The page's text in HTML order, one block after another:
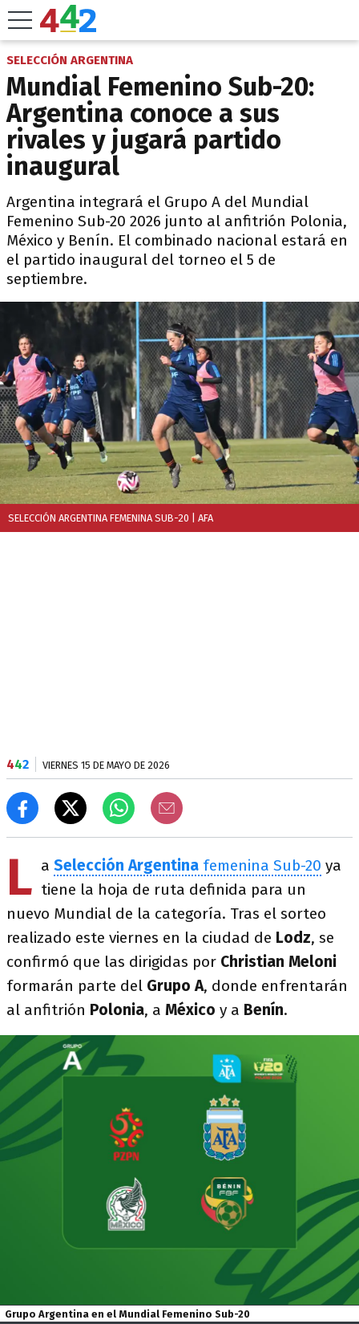
SELECCIÓN ARGENTINA
Mundial Femenino Sub-20:
Argentina conoce a sus
rivales y jugará partido
inaugural
Argentina integrará el Grupo A del Mundial
Femenino Sub-20 2026 junto al anfitrión Polonia,
México y Benín. El combinado nacional estará en
el partido inaugural del torneo el 5 de
septiembre.
SELECCIÓN ARGENTINA FEMENINA SUB-20 | AFA
442 VIERNES 15 DE MAYO DE 2026
L a Selección Argentina femenina Sub-20 ya
tiene la hoja de ruta definida para un
nuevo Mundial de la categoría. Tras el sorteo
realizado este viernes en la ciudad de Lodz, se
confirmó que las dirigidas por Christian Meloni
formarán parte del Grupo A, donde enfrentarán
al anfitrión Polonia, a México y a Benín.
Grupo Argentina en el Mundial Femenino Sub-20